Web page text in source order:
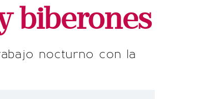
biberones
nocturno con la